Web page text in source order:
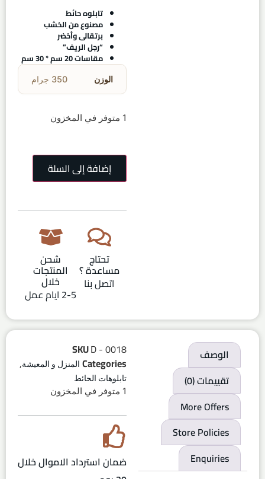
تابلوه حائط
مصنوع من الخشب
برتقالى وأخضر
“رجل الريف”
مقاسات 20 سم * 30 سم
الوزن 350 جرام
1 متوفر في المخزون
إضافة إلى السلة
تحتاج
مساعدة ؟
اتصل بنا
شحن
المنتجات
خلال
2-5 ايام عمل
الوصف
تقييمات (0)
More Offers
Store Policies
Enquiries
SKUD - 0018
Categories المنزل و المعيشة,
تابلوهات الحائط
1 متوفر في المخزون
ضمان استرداد الاموال خلال